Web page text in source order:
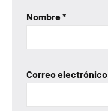
Nombre*
Correo electrónico